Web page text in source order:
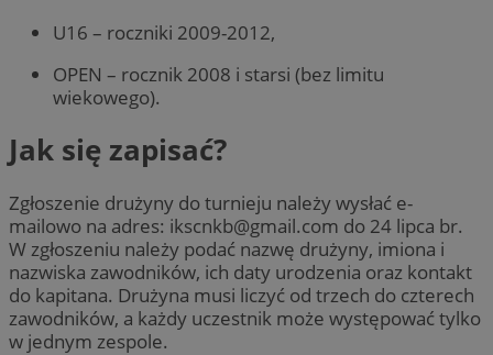
U16 – roczniki 2009-2012,
OPEN – rocznik 2008 i starsi (bez limitu
wiekowego).
Jak się zapisać?
Zgłoszenie drużyny do turnieju należy wysłać e-
mailowo na adres: ikscnkb@gmail.com do 24 lipca br.
W zgłoszeniu należy podać nazwę drużyny, imiona i
nazwiska zawodników, ich daty urodzenia oraz kontakt
do kapitana. Drużyna musi liczyć od trzech do czterech
zawodników, a każdy uczestnik może występować tylko
w jednym zespole.